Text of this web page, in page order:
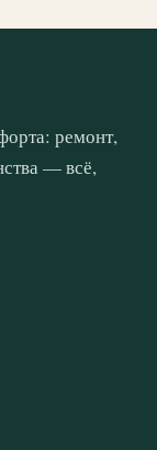
ремонт,
— всё,